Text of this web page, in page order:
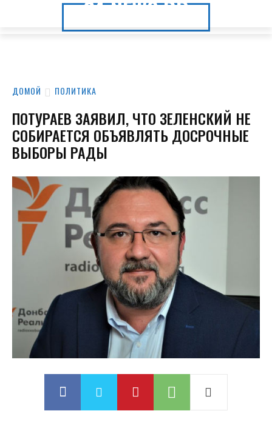
24.NEWS.DP
24.NEWS.DP
ДОМОЙ ПОЛИТИКА
ПОТУРАЕВ ЗАЯВИЛ, ЧТО ЗЕЛЕНСКИЙ НЕ
СОБИРАЕТСЯ ОБЪЯВЛЯТЬ ДОСРОЧНЫЕ
ВЫБОРЫ РАДЫ